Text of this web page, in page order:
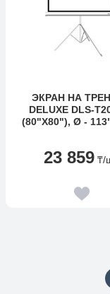
ЭКРАН НА
DELUXE DLS-
(80"Х80"), Ø -
23 859 ₸/